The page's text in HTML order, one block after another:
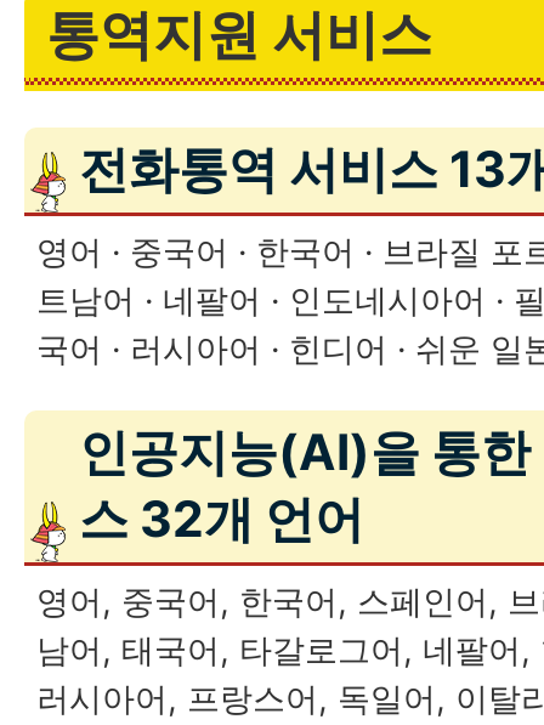
통역지원 서비스
전화통역 서비스 13
영어 · 중국어 · 한국어 · 브라질 포
트남어 · 네팔어 · 인도네시아어 ·
국어 · 러시아어 · 힌디어 · 쉬운 일
인공지능(AI)을 통
스 32개 언어
영어, 중국어, 한국어, 스페인어,
남어, 태국어, 타갈로그어, 네팔어
러시아어, 프랑스어, 독일어, 이탈